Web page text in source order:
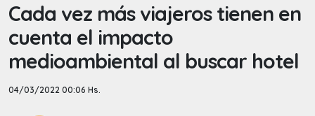
Cada vez más viajeros tienen en
cuenta el impacto
medioambiental al buscar hotel
04/03/2022 00:06 Hs.